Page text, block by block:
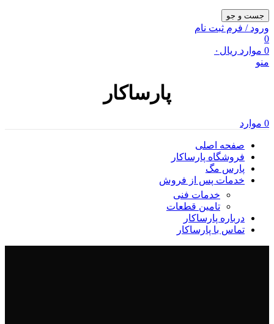
جست و جو
ورود / فرم ثبت نام
0
0 موارد ریال ۰
منو
پارساکار
0 موارد
صفحه اصلی
فروشگاه پارساکار
پارس مگ
خدمات پس از فروش
خدمات فنی
تامین قطعات
درباره پارساکار
تماس با پارساکار